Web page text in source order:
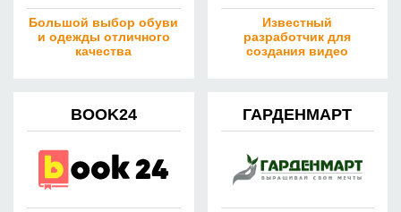
Большой выбор обуви
и одежды отличного
качества
Известный
разработчик для
создания видео
BOOK24 ГАРДЕНМАРТ